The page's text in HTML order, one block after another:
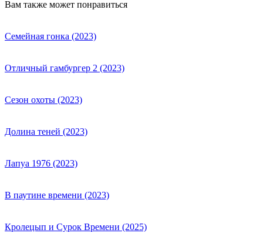
Вам также может понравиться
Семейная гонка (2023)
Отличный гамбургер 2 (2023)
Сезон охоты (2023)
Долина теней (2023)
Лапуа 1976 (2023)
В паутине времени (2023)
Кролецып и Сурок Времени (2025)